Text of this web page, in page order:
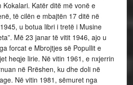
Kokalari. Katër ditë më vonë e
të cilën e mbajtën 17 ditë në
u botua libri i tretë i Musine
Më 23 janar të vitit 1946, ajo u
forcat e Mbrojtjes së Popullit e
heqje lirie. Në vitin 1961, e nxjerrin
në Rrëshen, ku dhe doli në
Në vitin 1981, sëmuret nga